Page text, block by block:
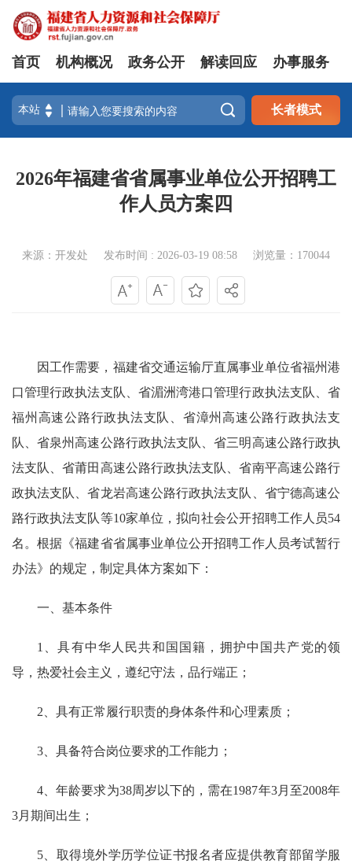
首页 机构概况 政务公开 解读回应 办事服务
 长者模式
2026年福建省省属事业单位公开招聘工
作人员方案四
来源：开发处 发布时间 : 2026-03-19 08:58 浏览量：170044
因工作需要，福建省交通运输厅直属事业单位省福州港
口管理行政执法支队、省湄洲湾港口管理行政执法支队、省
福州高速公路行政执法支队、省漳州高速公路行政执法支
队、省泉州高速公路行政执法支队、省三明高速公路行政执
法支队、省莆田高速公路行政执法支队、省南平高速公路行
政执法支队、省龙岩高速公路行政执法支队、省宁德高速公
路行政执法支队等10家单位，拟向社会公开招聘工作人员54
名。根据《福建省省属事业单位公开招聘工作人员考试暂行
办法》的规定，制定具体方案如下：
一、基本条件
1、具有中华人民共和国国籍，拥护中国共产党的领
导，热爱社会主义，遵纪守法，品行端正；
2、具有正常履行职责的身体条件和心理素质；
3、具备符合岗位要求的工作能力；
4、年龄要求为38周岁以下的，需在1987年3月至2008年
3月期间出生；
5、取得境外学历学位证书报名者应提供教育部留学服